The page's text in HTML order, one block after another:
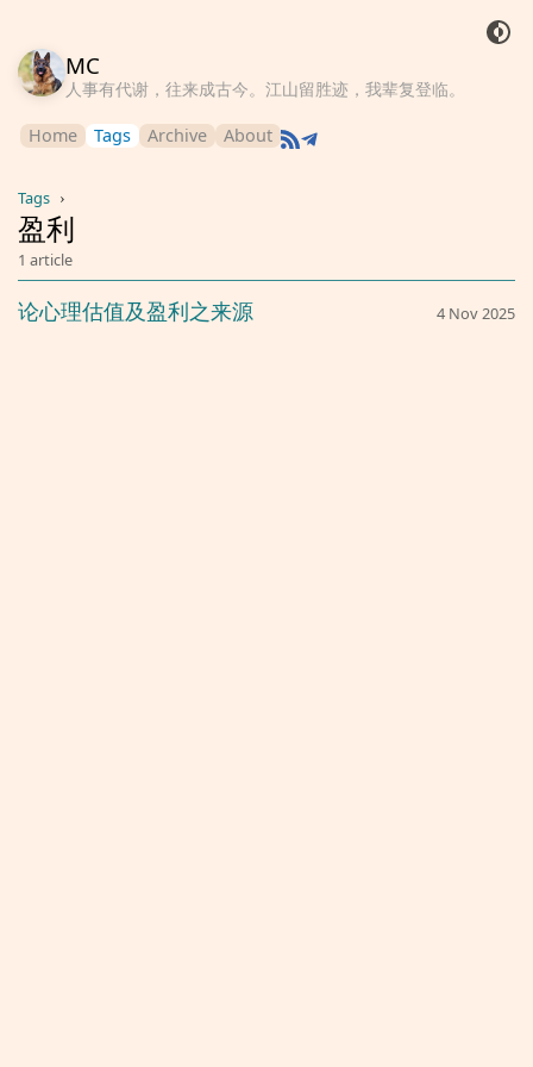
MC
人事有代谢，往来成古今。江山留胜迹，我辈复登临。
Home Tags Archive About
Tags ›
盈利
1 article
论心理估值及盈利之来源 4 Nov 2025